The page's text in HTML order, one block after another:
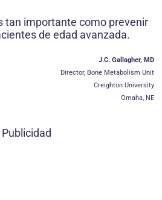
tan importante como prevenir
de edad avanzada.
J.C. Gallagher, MD
Director, Bone Metabolism Unit
Creighton University
Omaha, NE
Publicidad